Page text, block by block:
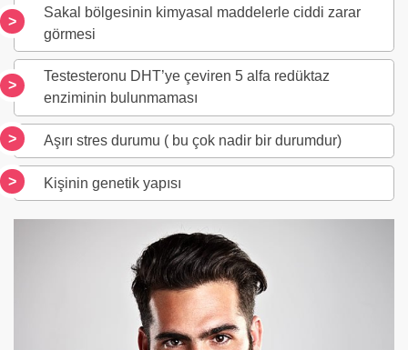
Sakal bölgesinin kimyasal maddelerle ciddi zarar
görmesi
Testesteronu DHT’ye çeviren 5 alfa redüktaz
enziminin bulunmaması
Aşırı stres durumu ( bu çok nadir bir durumdur)
Kişinin genetik yapısı